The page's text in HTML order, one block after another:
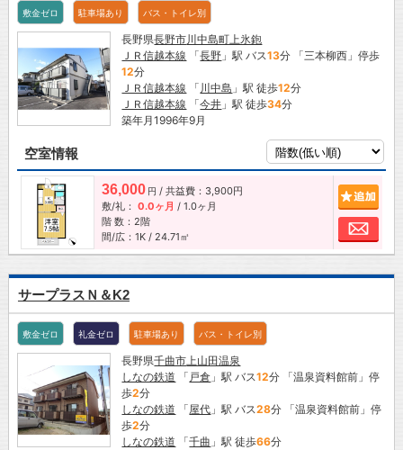
敷金ゼロ 駐車場あり バス・トイレ別
長野県長野市川中島町上氷鉋
ＪＲ信越本線 「長野 」駅 バス13分 「三本柳西」停歩
12分
ＪＲ信越本線 「 川中島 」駅 徒歩12分
ＪＲ信越本線 「今井 」駅 徒歩34分
築年月1996年9月
空室情報
36,000 円 / 共益費：3,900円
敷/礼： 0.0ヶ月 / 1.0ヶ月
階 数：2階
間/広：1K / 24.71㎡
お
サープラスＮ＆K2
敷金ゼロ 礼金ゼロ 駐車場あり バス・トイレ別
長野県千曲市上山田温泉
しなの鉄道 「 戸倉 」駅 バス12分 「温泉資料館前」停
歩2分
しなの鉄道 「屋代 」駅 バス28分 「温泉資料館前」停
歩2分
しなの鉄道 「千曲 」駅 徒歩66分